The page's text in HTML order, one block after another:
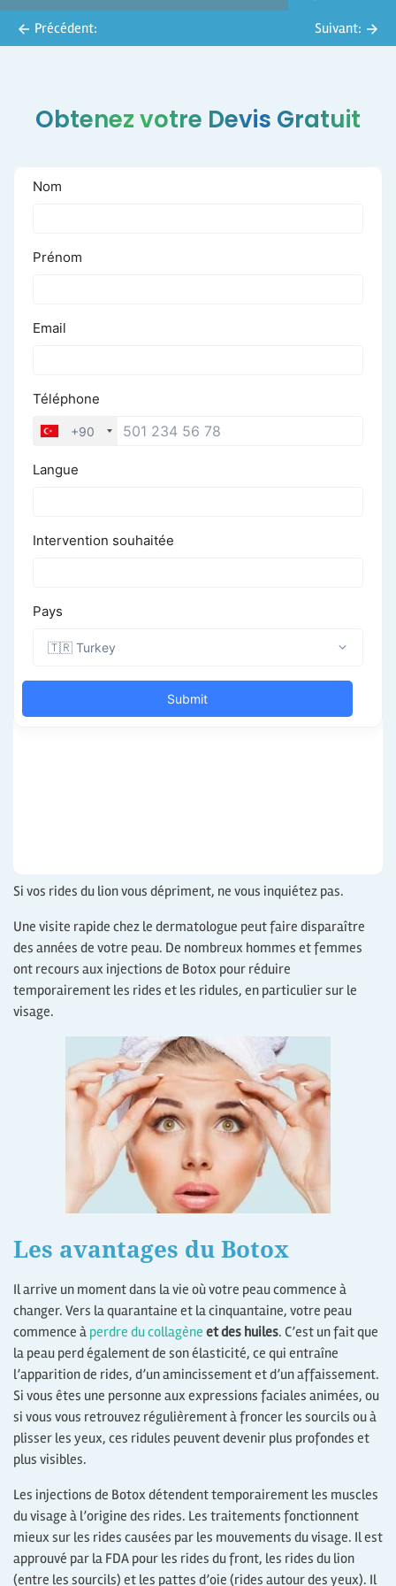
Précédent: Suivant:
Obtenez votre Devis Gratuit
Si vos rides du lion vous dépriment, ne vous inquiétez pas.
Une visite rapide chez le dermatologue peut faire disparaître
des années de votre peau. De nombreux hommes et femmes
ont recours aux injections de Botox pour réduire
temporairement les rides et les ridules, en particulier sur le
visage.
Les avantages du Botox
Il arrive un moment dans la vie où votre peau commence à
changer. Vers la quarantaine et la cinquantaine, votre peau
commence à perdre du collagène et des huiles. C’est un fait que
la peau perd également de son élasticité, ce qui entraîne
l’apparition de rides, d’un amincissement et d’un affaissement.
Si vous êtes une personne aux expressions faciales animées, ou
si vous vous retrouvez régulièrement à froncer les sourcils ou à
plisser les yeux, ces ridules peuvent devenir plus profondes et
plus visibles.
Les injections de Botox détendent temporairement les muscles
du visage à l’origine des rides. Les traitements fonctionnent
mieux sur les rides causées par les mouvements du visage. Il est
approuvé par la FDA pour les rides du front, les rides du lion
(entre les sourcils) et les pattes d’oie (rides autour des yeux). Il